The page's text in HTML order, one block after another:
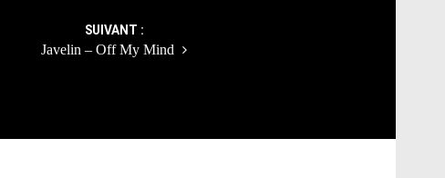
SUIVANT :
Javelin – Off My Mind